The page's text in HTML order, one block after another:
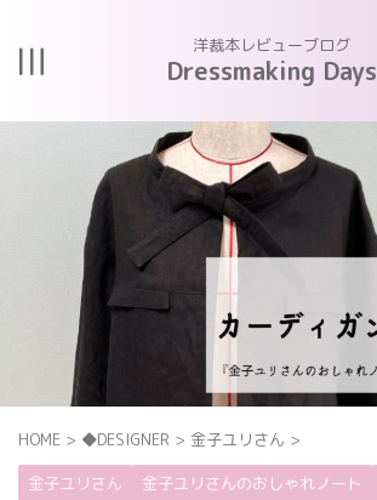
洋裁本レビューブログ
Dressmaking Days
HOME > ◆DESIGNER > 金子ユリさん >
金子ユリさん
金子ユリさんのおしゃれノート